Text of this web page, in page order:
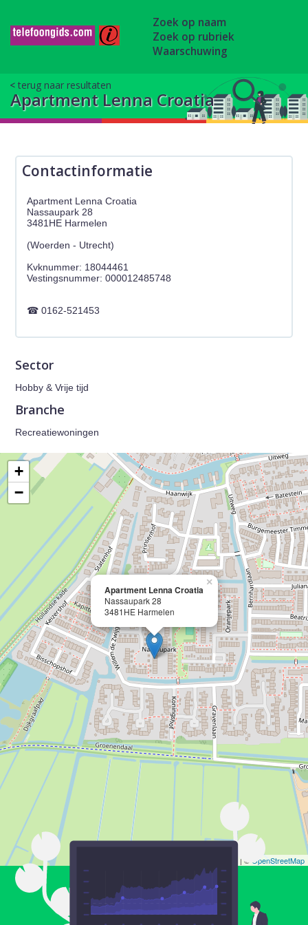
Zoek op naam
Zoek op rubriek
Waarschuwing
terug naar resultaten
Apartment Lenna Croatia
Contactinformatie
Apartment Lenna Croatia
Nassaupark 28
3481HE Harmelen
(Woerden - Utrecht)
Kvknummer: 18044461
0162-521453
Sector
Hobby & Vrije tijd
Branche
Recreatiewoningen
Apartment Lenna Croatia
Nassaupark 28
3481HE Harmelen
×
+
−
| © OpenStreetMap